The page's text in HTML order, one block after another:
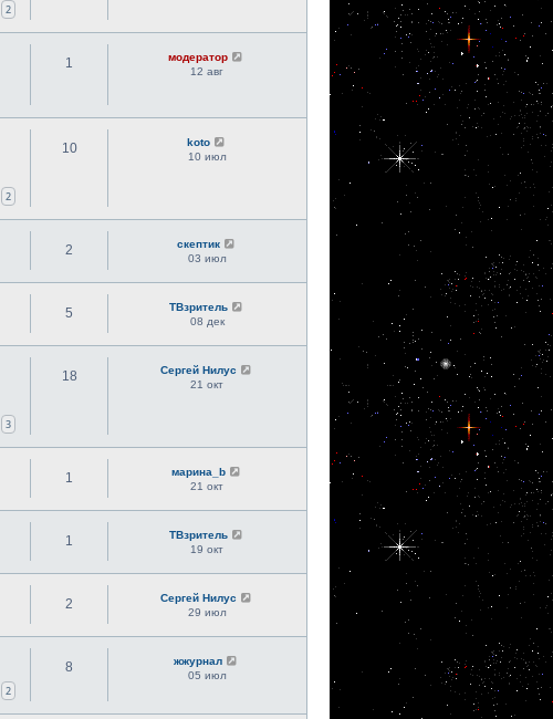
2
1
модератор
12 авг
2
10
koto
10 июл
2
скептик
03 июл
5
ТВзритель
08 дек
3
18
Сергей Нилус
21 окт
1
марина_b
21 окт
1
ТВзритель
19 окт
2
Сергей Нилус
29 июл
2
8
жжурнал
05 июл